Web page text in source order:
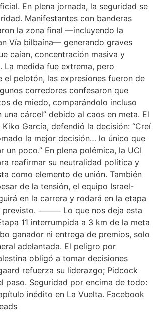
En plena jornada, la seguridad se
Manifestantes con banderas
la zona final —incluyendo la
Vía bilbaína— generando graves
caían, concentración masiva y
La medida fue extrema, pero
el pelotón, las expresiones fueron de
corredores confesaron que
de miedo, comparándolo incluso
una cárcel” debido al caos en meta. El
García, defendió la decisión: “Creí
la mejor decisión… lo único que
un poco.” En plena polémica, la UCI
reafirmar su neutralidad política y
como elemento de unión. También
de la tensión, el equipo Israel-
en la carrera y rodará en la etapa
previsto. ⸻ Lo que nos deja esta
11 interrumpida a 3 km de la meta
ganador ni entrega de premios, solo
adelantada. El peligro por
obligó a tomar decisiones
refuerza su liderazgo; Pidcock
paso. Seguridad por encima de todo:
inédito en La Vuelta. Facebook